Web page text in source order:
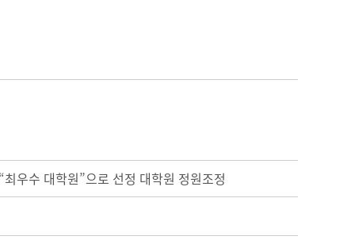
우수 대학원”으로 선정 대학원 정원조정